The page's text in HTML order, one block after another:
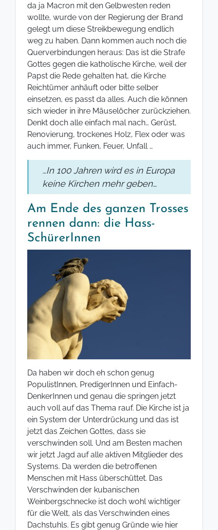
da ja Macron mit den Gelbwesten reden
wollte, wurde von der Regierung der Brand
gelegt um diese Streikbewegung endlich
weg zu haben. Dann kommen auch noch die
Querverbindungen heraus: Das ist die Strafe
Gottes gegen die katholische Kirche, weil der
Papst die Rede gehalten hat, die Kirche
Reichtümer anhäuft oder bitte selber
einsetzen, es passt da alles. Auch die können
sich wieder in ihre Mäuselöcher zurückziehen.
Denkt doch alle einfach mal nach… Gerüst,
Renovierung, trockenes Holz, Flex oder was
auch immer, Funken, Feuer, Unfall …
…In 100 Jahren wird es in Europa
keine Kirchen mehr geben…
Am Ende des ganzen Trosses
rennen dann: die Hass-
SchürerInnen
Da haben wir doch eh schon genug
PopulistInnen, PredigerInnen und Einfach-
DenkerInnen und genau die springen jetzt
auch voll auf das Thema rauf. Die Kirche ist ja
ein System der Unterdrückung und das ist
jetzt das Zeichen Gottes, dass sie
verschwinden soll. Und am Besten machen
wir jetzt Jagd auf alle aktiven Mitglieder des
Systems. Da werden die betroffenen
Menschen mit Hass überschüttet. Das
Verschwinden der kubanischen
Weinbergschnecke ist doch wohl wichtiger
für die Welt, als das Verschwinden eines
Dachstuhls. Es gibt genug Gründe wie hier